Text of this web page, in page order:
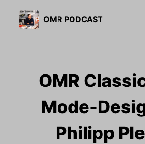
OMR PODCAST
OMR
Mode-
Philipp